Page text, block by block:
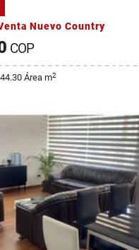
Nuevo Country
COP
Área m2